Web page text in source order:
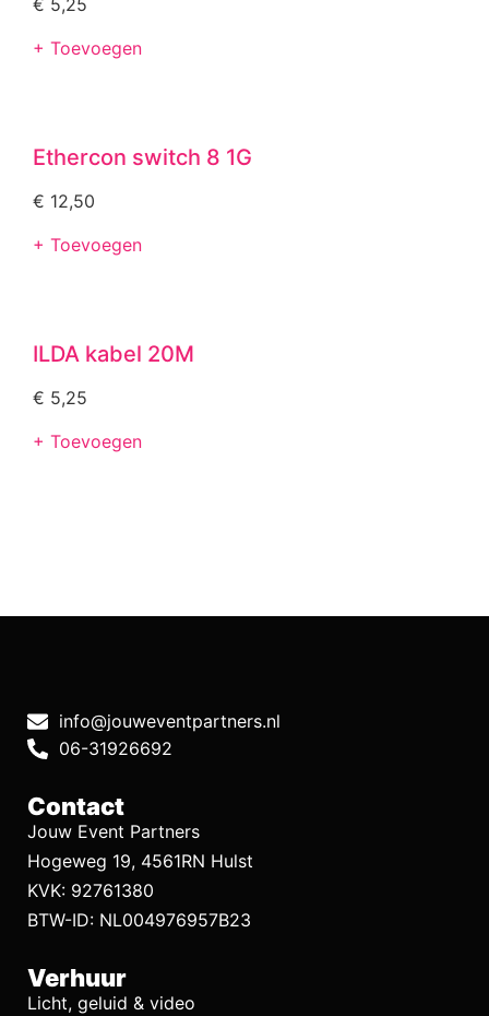
+ Toevoegen
Ethercon switch 8 1G
€ 12,50
+ Toevoegen
ILDA kabel 20M
€ 5,25
+ Toevoegen
info@jouweventpartners.nl
06-31926692
Contact
Jouw Event Partners
Hogeweg 19, 4561RN Hulst
KVK: 92761380
BTW-ID: NL004976957B23
Verhuur
Licht, geluid & video